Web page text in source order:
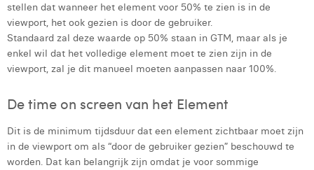
stellen dat wanneer het element voor 50% te zien is in de
viewport, het ook gezien is door de gebruiker.
Standaard zal deze waarde op 50% staan in GTM, maar als je
enkel wil dat het volledige element moet te zien zijn in de
viewport, zal je dit manueel moeten aanpassen naar 100%.
De time on screen van het Element
Dit is de minimum tijdsduur dat een element zichtbaar moet zijn
in de viewport om als “door de gebruiker gezien” beschouwd te
worden. Dat kan belangrijk zijn omdat je voor sommige